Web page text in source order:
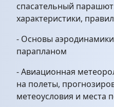
спасательный
характеристики,
- Основы
парапланом
- Авиационная
на полеты,
метеоусловия и места